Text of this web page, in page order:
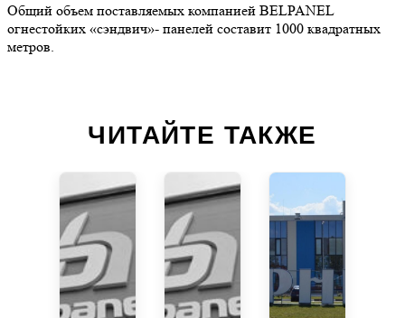
Общий объем поставляемых компанией BELPANEL
огнестойких «сэндвич»- панелей составит 1000 квадратных
метров.
ЧИТАЙТЕ ТАКЖЕ